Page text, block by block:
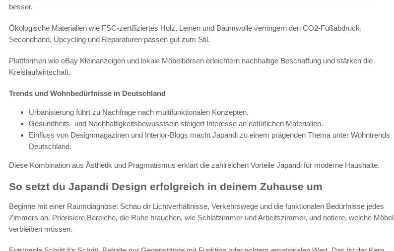
besser.
Ökologische Materialien wie FSC-zertifiziertes Holz, Leinen und Baumwolle verringern den CO2-Fußabdruck.
Secondhand, Upcycling und Reparaturen passen gut zum Stil.
Plattformen wie eBay Kleinanzeigen und lokale Möbelbörsen erleichtern nachhaltige Beschaffung und stärken die
Kreislaufwirtschaft.
Trends und Wohnbedürfnisse in Deutschland
Urbanisierung führt zu Nachfrage nach multifunktionalen Konzepten.
Gesundheits- und Nachhaltigkeitsbewusstsein steigert Interesse an natürlichen Materialien.
Einfluss von Designmagazinen und Interior-Blogs macht Japandi zu einem prägenden Thema unter Wohntrends
Deutschland.
Diese Kombination aus Ästhetik und Pragmatismus erklärt die zahlreichen Vorteile Japandi für moderne Haushalte.
So setzt du Japandi Design erfolgreich in deinem Zuhause um
Beginne mit einer Raumdiagnose: Schau dir Lichtverhältnisse, Verkehrswege und die funktionalen Bedürfnisse jedes
Zimmers an. Priorisiere Bereiche, die Ruhe brauchen, wie Schlafzimmer und Arbeitszimmer, und notiere, welche Möbel
verbleiben müssen.